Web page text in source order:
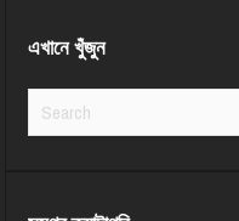
এখানে খুঁজুন